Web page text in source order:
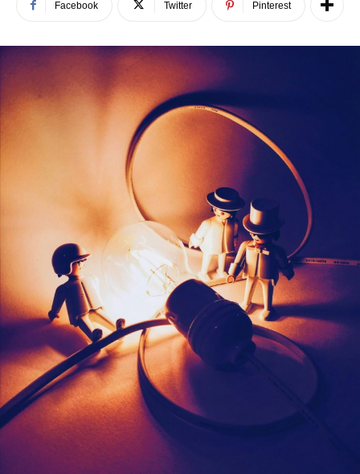
Facebook Twitter Pinterest